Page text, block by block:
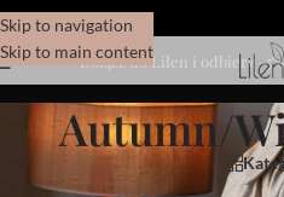
Skip to navigation
Skip to main contentDołącz do Lilen i odbierz -
Autumn/
Wyświetlanie 1–12 z 29 wyników